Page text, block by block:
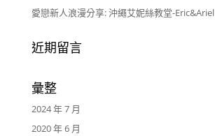
愛戀新人浪漫分享: 沖繩艾妮絲教堂-Eric&Ariel
近期留言
彙整
2024 年 7 月
2020 年 6 月